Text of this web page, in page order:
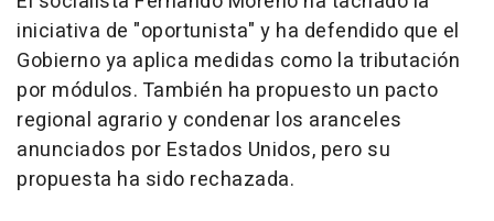
iniciativa de "oportunista" y ha defendido que el
Gobierno ya aplica medidas como la tributación
por módulos. También ha propuesto un pacto
regional agrario y condenar los aranceles
anunciados por Estados Unidos, pero su
propuesta ha sido rechazada.